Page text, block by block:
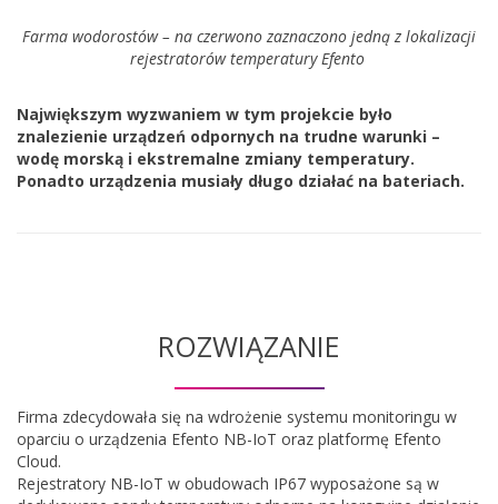
Farma wodorostów – na czerwono zaznaczono jedną z lokalizacji
rejestratorów temperatury Efento
Największym wyzwaniem w tym projekcie było
znalezienie urządzeń odpornych na trudne warunki –
wodę morską i ekstremalne zmiany temperatury.
Ponadto urządzenia musiały długo działać na bateriach.
ROZWIĄZANIE
Firma zdecydowała się na wdrożenie systemu monitoringu w
oparciu o urządzenia Efento NB-IoT oraz platformę Efento
Cloud.
Rejestratory NB-IoT w obudowach IP67 wyposażone są w